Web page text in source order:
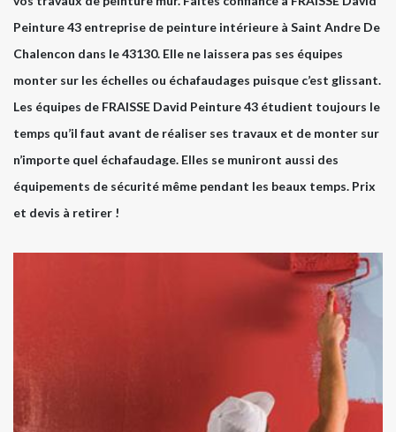
Peinture 43 entreprise de peinture intérieure à Saint Andre De
Chalencon dans le 43130. Elle ne laissera pas ses équipes
monter sur les échelles ou échafaudages puisque c’est glissant.
Les équipes de FRAISSE David Peinture 43 étudient toujours le
temps qu’il faut avant de réaliser ses travaux et de monter sur
n’importe quel échafaudage. Elles se muniront aussi des
équipements de sécurité même pendant les beaux temps. Prix
et devis à retirer !